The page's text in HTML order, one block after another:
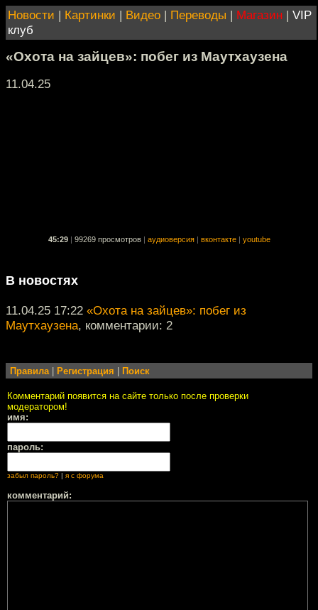
Новости | Картинки | Видео | Переводы | Магазин | VIP
клуб
«Охота на зайцев»: побег из Маутхаузена
11.04.25
45:29 99269 просмотров аудиоверсия вконтакте youtube
В новостях
11.04.25 17:22 «Охота на зайцев»: побег из
Маутхаузена, комментарии: 2
Правила| Регистрация Поиск
Комментарий появится на сайте только после проверки
модератором!
имя:
пароль:
забыл пароль? я с форума
комментарий: